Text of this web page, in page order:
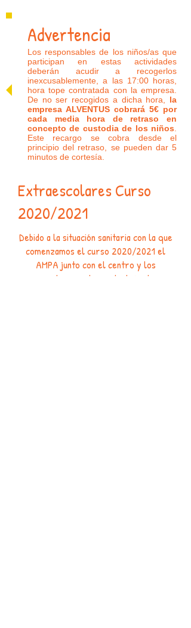
Advertencia
Los responsables de los niños/as que
participan en estas actividades
deberán acudir a recogerlos
inexcusablemente, a las 17:00 horas,
hora tope contratada con la empresa.
De no ser recogidos a dicha hora, la
empresa ALVENTUS cobrará 5€ por
cada media hora de retraso en
concepto de custodia de los niños
Este recargo se cobra desde el
principio del retraso, se pueden dar 5
minutos de cortesía.
Extraescolares Curso
2020/2021
Debido a la situación sanitaria con la que
comenzamos el curso 2020/2021 el
AMPA junto con el centro y los
proveedores estamos trabajando en